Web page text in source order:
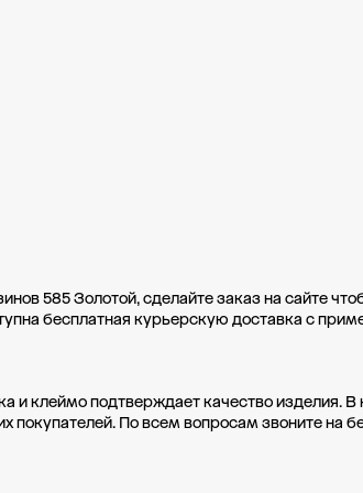
585 Золотой, сделайте заказ на сайте
бесплатная курьерскую доставка с
и клеймо подтверждает качество изделия.
покупателей. По всем вопросам звоните на